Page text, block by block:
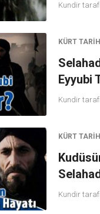
Kundir
KÜRT
Eyyubi
Kundir
KÜRT
Kundir